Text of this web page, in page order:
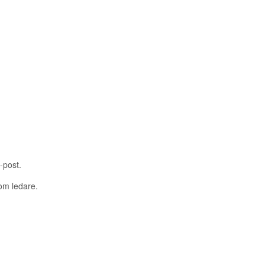
post.
ledare.